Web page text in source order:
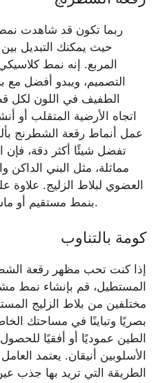
ربما تكون قد شاهدت
حيث يمكنك التبديل
المربع. إنه نمط
التصميم، ويبدو أفضل مع
الطفيف في اللون لكل
اتجاه الأرضية المتقلب أو
عمل أنماط رقعة الشطرنج
تفضل شيئًا أكثر دقة،
مماثلة، مثل البني الداكن
العضوي لبلاط الزليج. علاوة
بنمط مستقيم أو ماسي لرفع مستوى التصميم.
كومة بالتناوب
إذا كنت تحب مظهر رقعة
المستطيل، قم بإنشاء نمط
مختلفين من بلاط الزليج
بصريًا وتباينًا في مساحتك
الطين عموديًا أو أفقيًا
الأسلوبين أنيقان. يعتمد
الطريقة التي تريد بها جذب